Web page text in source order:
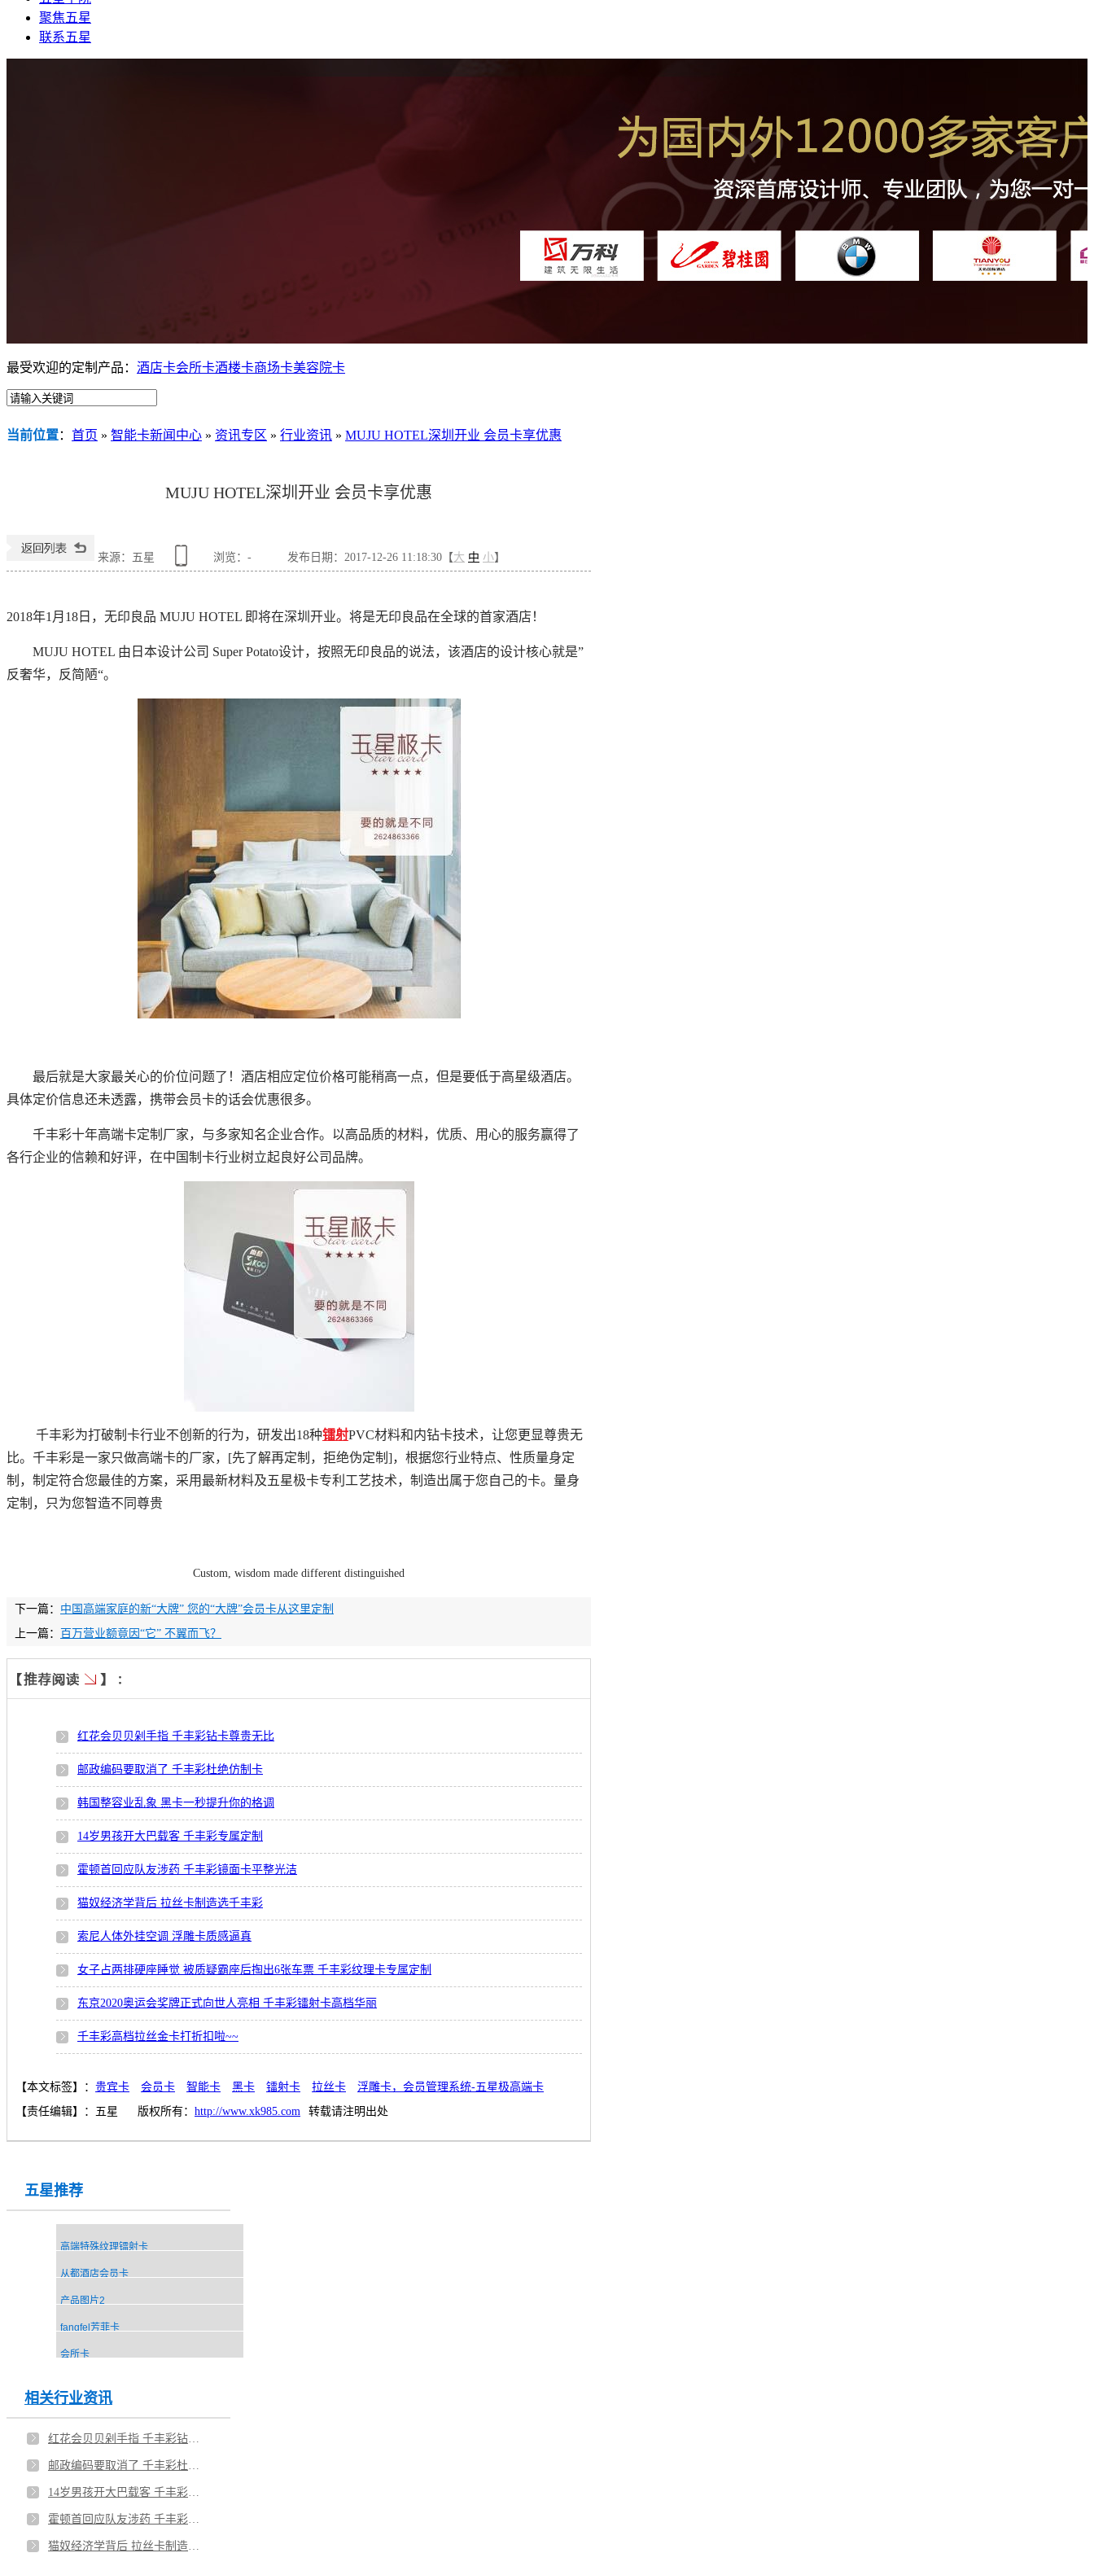
聚焦五星
联系五星
最受欢迎的定制产品： 酒店卡会所卡酒楼卡商场卡美容院卡
当前位置： 首页 » 智能卡新闻中心 » 资讯专区 » 行业资讯 » MUJU HOTEL深圳开业 会员卡享优惠
MUJU HOTEL深圳开业 会员卡享优惠
来源：五星 浏览： - 发布日期：2017-12-26 11:18:30【大 中 小】
2018年1月18日，无印良品 MUJU HOTEL 即将在深圳开业。将是无印良品在全球的首家酒店！
MUJU HOTEL 由日本设计公司 Super Potato设计，按照无印良品的说法，该酒店的设计核心就是”
反奢华，反简陋“。
最后就是大家最关心的价位问题了！酒店相应定位价格可能稍高一点，但是要低于高星级酒店。
具体定价信息还未透露， 携带会员卡的话会优惠很多。
千丰彩十年高端卡定制厂家，与多家知名企业合作。以高品质的材料，优质、用心的服务赢得了
各行企业的信赖和好评，在中国制卡行业树立起良好公司品牌。
千丰彩为打破制卡行业不创新的行为，研发出18种镭射PVC材料和内钻卡技术，让您更显尊贵无
比。千丰彩是一家只做高端卡的厂家，[先了解再定制，拒绝伪定制]，根据您行业特点、性质量身定
制，制定符合您最佳的方案，采用最新材料及五星极卡专利工艺技术，制造出属于您自己的卡。量身
定制，只为您智造不同尊贵
Custom, wisdom made different distinguished
下一篇： 中国高端家庭的新“大牌” 您的“大牌”会员卡从这里定制
上一篇：
百万营业额竟因“它” 不翼而飞？
红花会贝贝剁手指 千丰彩钻卡尊贵无比
邮政编码要取消了 千丰彩杜绝仿制卡
韩国整容业乱象 黑卡一秒提升你的格调
14岁男孩开大巴载客 千丰彩专属定制
霍顿首回应队友涉药 千丰彩镜面卡平整光洁
猫奴经济学背后 拉丝卡制造选千丰彩
索尼人体外挂空调 浮雕卡质感逼真
女子占两排硬座睡觉 被质疑霸座后掏出6张车票 千丰彩纹理卡专属定制
东京2020奥运会奖牌正式向世人亮相 千丰彩镭射卡高档华丽
千丰彩高档拉丝金卡打折扣啦~~
【本文标签】： 贵宾卡 会员卡 智能卡 黑卡 镭射卡 拉丝卡
浮雕卡，会员管理系统-五星极高端卡
【责任编辑】： 五星 版权所有： http://www.xk985.com 转载请注明出处
五星推荐
高端特殊纹理镭射卡
从都酒店会员卡
产品图片2
fangfel芳菲卡
会所卡
相关行业资讯